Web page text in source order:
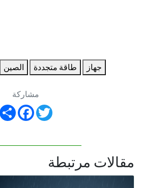
جهاز طاقة متجددة الصين
مشاركة
Share
FacebookTwitter
مقالات مرتبطة